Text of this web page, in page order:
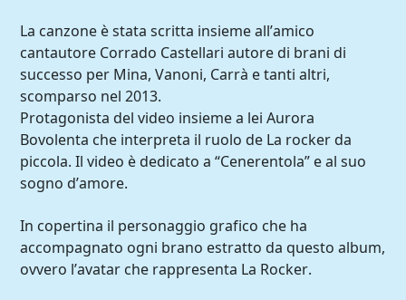
La canzone è stata scritta insieme all’amico
cantautore Corrado Castellari autore di brani di
successo per Mina, Vanoni, Carrà e tanti altri,
scomparso nel 2013.
Protagonista del video insieme a lei Aurora
Bovolenta che interpreta il ruolo de La rocker da
piccola. Il video è dedicato a “Cenerentola” e al suo
sogno d’amore.
In copertina il personaggio grafico che ha
accompagnato ogni brano estratto da questo album,
ovvero l’avatar che rappresenta La Rocker.